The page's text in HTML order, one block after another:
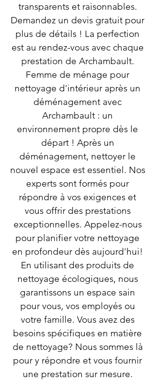
transparents et raisonnables.
Demandez un devis gratuit pour
plus de détails ! La perfection
est au rendez-vous avec chaque
prestation de Archambault.
Femme de ménage pour
nettoyage d'intérieur après un
déménagement avec
Archambault : un
environnement propre dès le
départ ! Après un
déménagement, nettoyer le
nouvel espace est essentiel. Nos
experts sont formés pour
répondre à vos exigences et
vous offrir des prestations
exceptionnelles. Appelez-nous
pour planifier votre nettoyage
en profondeur dès aujourd'hui!
En utilisant des produits de
nettoyage écologiques, nous
garantissons un espace sain
pour vous, vos employés ou
votre famille. Vous avez des
besoins spécifiques en matière
de nettoyage? Nous sommes là
pour y répondre et vous fournir
une prestation sur mesure.